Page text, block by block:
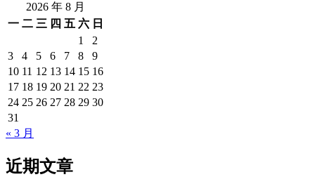
2026 年 8 月
一 二 三 四 五 六 日
1
2
3
4 5 6 7 8
9
10 11 12 13 14 15 16
17 18 19 20 21 22 23
24 25 26 27 28 29 30
31
« 3 月
近期文章